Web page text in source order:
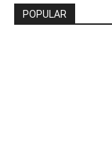
POPULAR